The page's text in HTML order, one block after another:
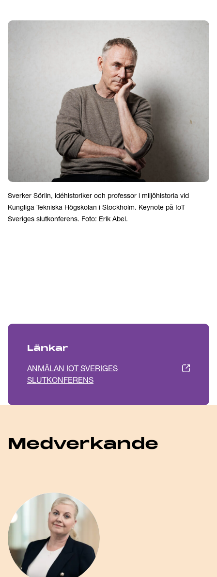
Sverker Sörlin, idéhistoriker och professor i miljöhistoria vid
Kungliga Tekniska Högskolan i Stockholm. Keynote på IoT
Sveriges slutkonferens. Foto: Erik Abel.
Länkar
ANMÄLAN IOT SVERIGES
SLUTKONFERENS
Medverkande